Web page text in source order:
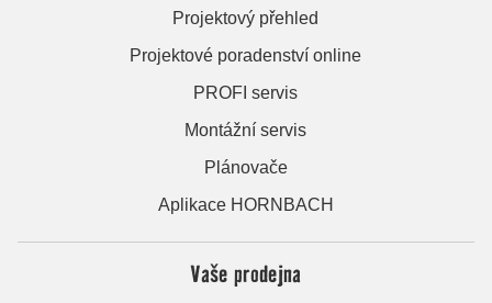
Projektový přehled
Projektové poradenství online
PROFI servis
Montážní servis
Plánovače
Aplikace HORNBACH
Vaše prodejna